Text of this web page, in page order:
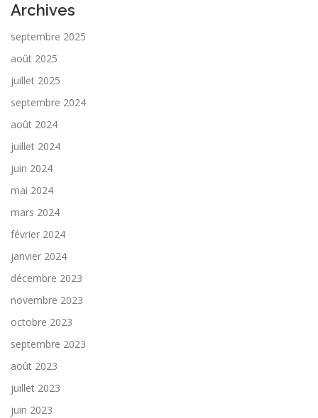
Archives
septembre 2025
août 2025
juillet 2025
septembre 2024
août 2024
juillet 2024
juin 2024
mai 2024
mars 2024
février 2024
janvier 2024
décembre 2023
novembre 2023
octobre 2023
septembre 2023
août 2023
juillet 2023
juin 2023